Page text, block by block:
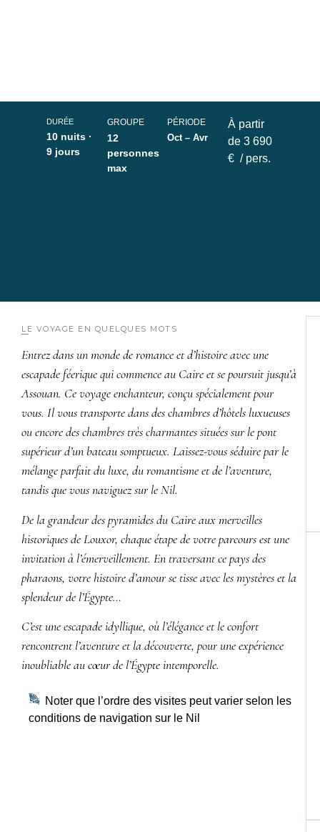
DURÉE
10 nuits ·
9 jours
GROUPE
12
personnes
max
PÉRIODE
Oct – Avr
À partir
de 3 690
€ / pers.
LE VOYAGE EN QUELQUES MOTS
Entrez dans un monde de romance et d’histoire avec une
escapade féerique qui commence au Caire et se poursuit jusqu’à
Assouan. Ce voyage enchanteur, conçu spécialement pour
vous. Il vous transporte dans des chambres d’hôtels luxueuses
ou encore des chambres très charmantes situées sur le pont
supérieur d’un bateau somptueux. Laissez-vous séduire par le
mélange parfait du luxe, du romantisme et de l’aventure,
tandis que vous naviguez sur le Nil.
De la grandeur des pyramides du Caire aux merveilles
historiques de Louxor, chaque étape de votre parcours est une
invitation à l’émerveillement. En traversant ce pays des
pharaons, votre histoire d’amour se tisse avec les mystères et la
splendeur de l’Égypte…
C’est une escapade idyllique, où l’élégance et le confort
rencontrent l’aventure et la découverte, pour une expérience
inoubliable au cœur de l’Égypte intemporelle.
Noter que l’ordre des visites peut varier selon les
conditions de navigation sur le Nil